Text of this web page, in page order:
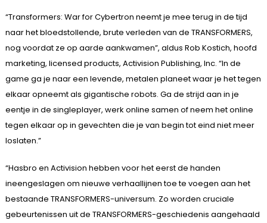
“Transformers: War for Cybertron neemt je mee terug in de tijd
naar het bloedstollende, brute verleden van de TRANSFORMERS,
nog voordat ze op aarde aankwamen”, aldus Rob Kostich, hoofd
marketing, licensed products, Activision Publishing, Inc. “In de
game ga je naar een levende, metalen planeet waar je het tegen
elkaar opneemt als gigantische robots. Ga de strijd aan in je
eentje in de singleplayer, werk online samen of neem het online
tegen elkaar op in gevechten die je van begin tot eind niet meer
loslaten.”
“Hasbro en Activision hebben voor het eerst de handen
ineengeslagen om nieuwe verhaallijnen toe te voegen aan het
bestaande TRANSFORMERS-universum. Zo worden cruciale
gebeurtenissen uit de TRANSFORMERS-geschiedenis aangehaald